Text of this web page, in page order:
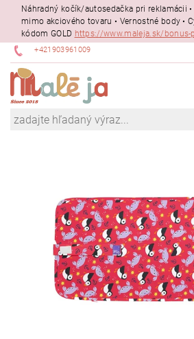
Náhradný kočík/autosedačka pri reklamácii
mimo akciového tovaru • Vernostné body •
kódom GOLD https://www.maleja.sk/bonus-
+421903961009